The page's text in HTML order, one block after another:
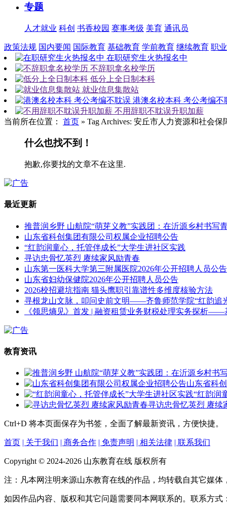
专题
人才就业 科创 书香校园 赛事考级 美育 通讯员
政策法规 国内要闻 国际教育 基础教育 学前教育 继续教育 职
在职研究生火热报名中
不辞职拿名校学历
低分上全日制本科
就业信息集散站
港澳名校本科 考公考编不
不用辞职不耽误升职加薪
当前所在位置： 首页 » Tag Archives: 安丘市人力资源和社会保
什么也找不到！
抱歉,你要找的文章不在这里.
最近更新
推普润乡野 山航院“萌芽义教”实践团：在沂源乡村书写
山东省科创集团有限公司权属企业招聘公告
“红韵润童心，托管伴成长”大学生进社区实践
寻访忠骨忆英烈 赓续家风励青春
山东第一医科大学第三附属医院2026年公开招聘人员公告
山东省妇幼保健院2026年公开招聘人员公告
2026校招避坑指南 猫头鹰职引靠谱性多维度核验方法
寻根龙山文脉，叩问史前文明——齐鲁师范学院“红韵追
《领思熵见》首发 | 融资租赁业务财税处理实务探析
教育资讯
山东省科
“红韵润
寻访忠骨忆英烈 赓续
Ctrl+D 将本页面保存为书签，全面了解最新资讯，方便快捷。
首页 | 关于我们 | 商务合作 | 免责声明 | 相关法律 | 联系我们
Copyright © 2024-2026 山东教育在线 版权所有
注：凡本网注明来源山东教育在线的作品，均转载自其它媒体
如因作品内容、版权和其它问题需要同本网联系的。联系方式：